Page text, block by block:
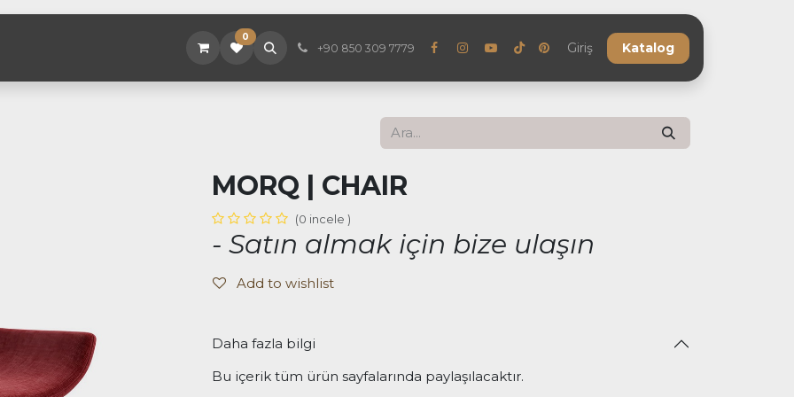
Mağaza Hizmetler Projeler Referanslar SSS Blog Bize Ulaşın
0
+90 850 309 7779 Giriş Katalog
MORQ | CHAIR
(0 incele )
- Satın almak için bize ulaşın
Add to wishlist
Daha fazla bilgi
Bu içerik tüm ürün sayfalarında paylaşılacaktır.